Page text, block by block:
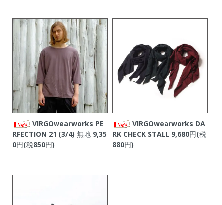
VIRGOwearworks PE
RFECTION 21 (3/4) 無地 9,35
0円(税850円)
VIRGOwearworks DA
RK CHECK STALL 9,680円(税
880円)